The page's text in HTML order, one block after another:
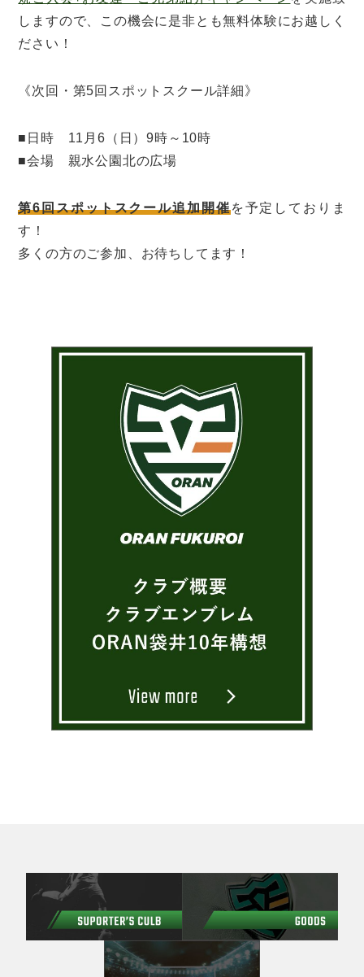
しますので、この機会に是非とも無料体験にお越しく
ださい！
《次回・第5回スポットスクール詳細》
■日時 11月6（日）9時～10時
■会場 親水公園北の広場
第6回スポットスクール追加開催を予定しておりま
す！
多くの方のご参加、お待ちしてます！